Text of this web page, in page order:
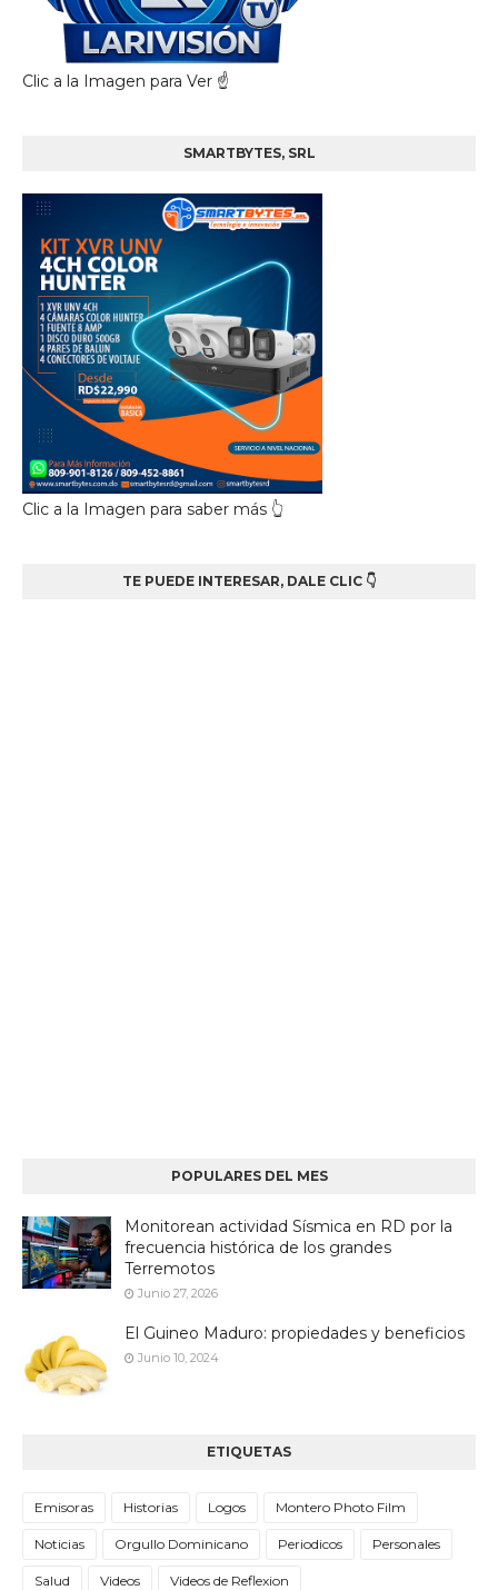
Clic a la Imagen para Ver ☝️
SMARTBYTES, SRL
Clic a la Imagen para saber más 👆
TE PUEDE INTERESAR, DALE CLIC 👇
POPULARES DEL MES
Monitorean actividad Sísmica en RD por la
frecuencia histórica de los grandes
Terremotos
Junio 27, 2026
El Guineo Maduro: propiedades y beneficios
Junio 10, 2024
ETIQUETAS
Emisoras Historias Logos Montero Photo Film
Noticias Orgullo Dominicano Periodicos Personales
Salud Videos Videos de Reflexion